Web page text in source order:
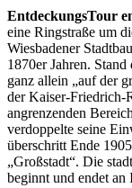
EntdeckungsTour
eine Ringstraße um
Wiesbadener
1870er Jahren.
ganz allein „auf der
der Kaiser-Friedrich-
angrenzenden
verdoppelte seine
überschritt Ende
„Großstadt“. Die
beginnt und endet an